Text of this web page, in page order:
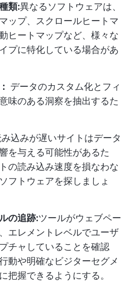
類:異なるソフトウェアは、
ップ、スクロールヒートマ
ヒートマップなど、様々な
プに特化している場合があ
データのカスタム化とフィ
味のある洞察を抽出するた
込みが遅いサイトはデータ
を与える可能性があるた
の読み込み速度を損なわな
フトウェアを探しましょ
の追跡:ツールがウェブペー
エレメントレベルでユーザ
チャしていることを確認
動や明確なビジターセグメ
把握できるようにする。